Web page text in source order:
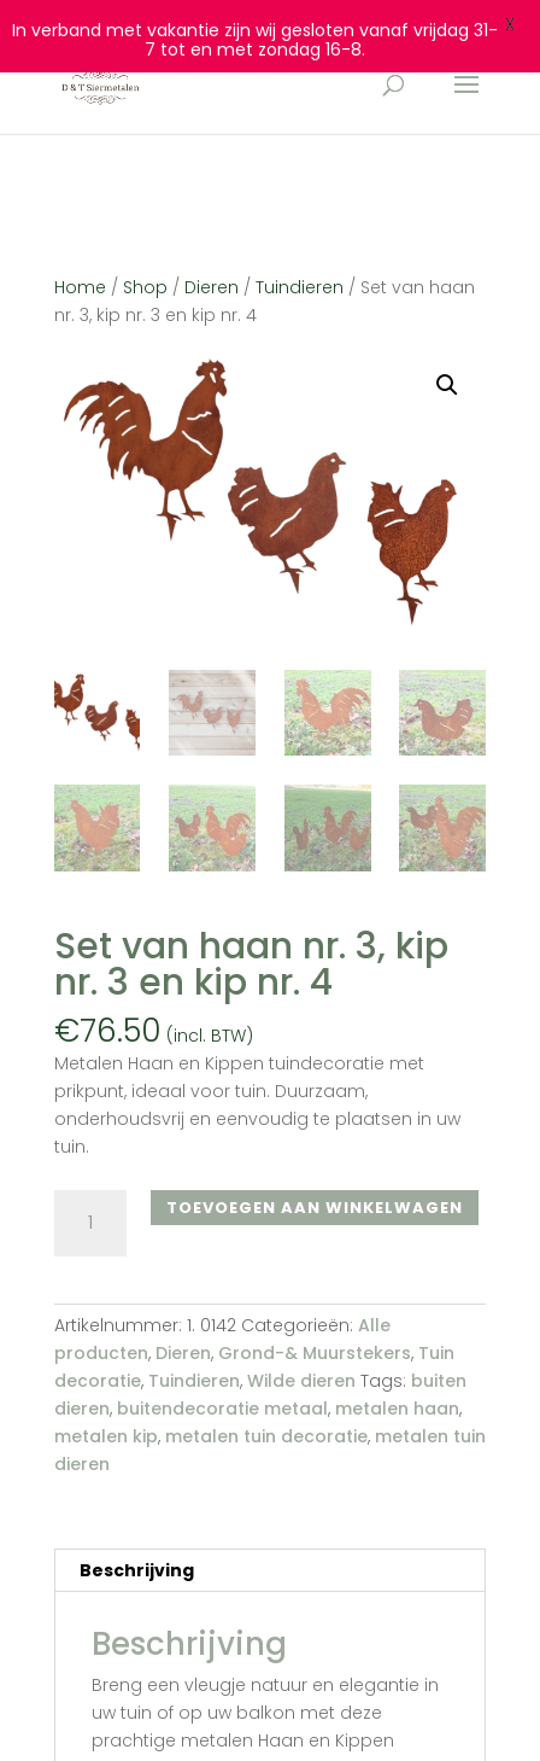
0628932940 info@dtsiermetalen.nl
Home / Shop / Dieren / Tuindieren / Set van haan
nr. 3, kip nr. 3 en kip nr. 4
Set van haan nr. 3, kip
nr. 3 en kip nr. 4
€76.50 (incl. BTW)
Metalen Haan en Kippen tuindecoratie met
prikpunt, ideaal voor tuin. Duurzaam,
onderhoudsvrij en eenvoudig te plaatsen in uw
tuin.
3,
nr.
kip
TOEVOEGEN AAN WINKELWAGEN
Artikelnummer: 1. 0142 Categorieën: Alle
producten, Dieren, Grond-& Muurstekers, Tuin
decoratie, Tuindieren, Wilde dieren Tags: buiten
dieren, buitendecoratie metaal, metalen haan,
metalen kip, metalen tuin decoratie, metalen tuin
dieren
Beschrijving
Beschrijving
Breng een vleugje natuur en elegantie in
uw tuin of op uw balkon met deze
prachtige metalen Haan en Kippen
In verband met vakantie zijn wij gesloten vanaf vrijdag 31-
7 tot en met zondag 16-8.
X